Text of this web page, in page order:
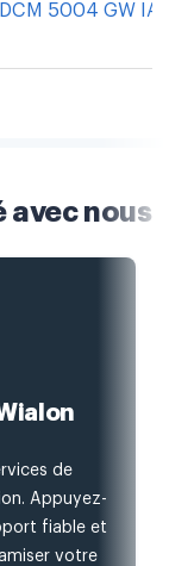
DCM 5004 GW IA
avec nous
de
Appuyez-
fiable et
votre